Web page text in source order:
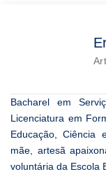
Bacharel em
Licenciatura em
Educação, Ciência
mãe, artesã
voluntária da Escola